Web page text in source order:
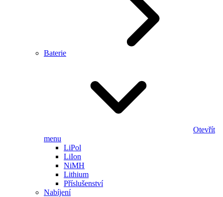
Baterie
Otevřít
menu
LiPol
LiIon
NiMH
Lithium
Příslušenství
Nabíjení